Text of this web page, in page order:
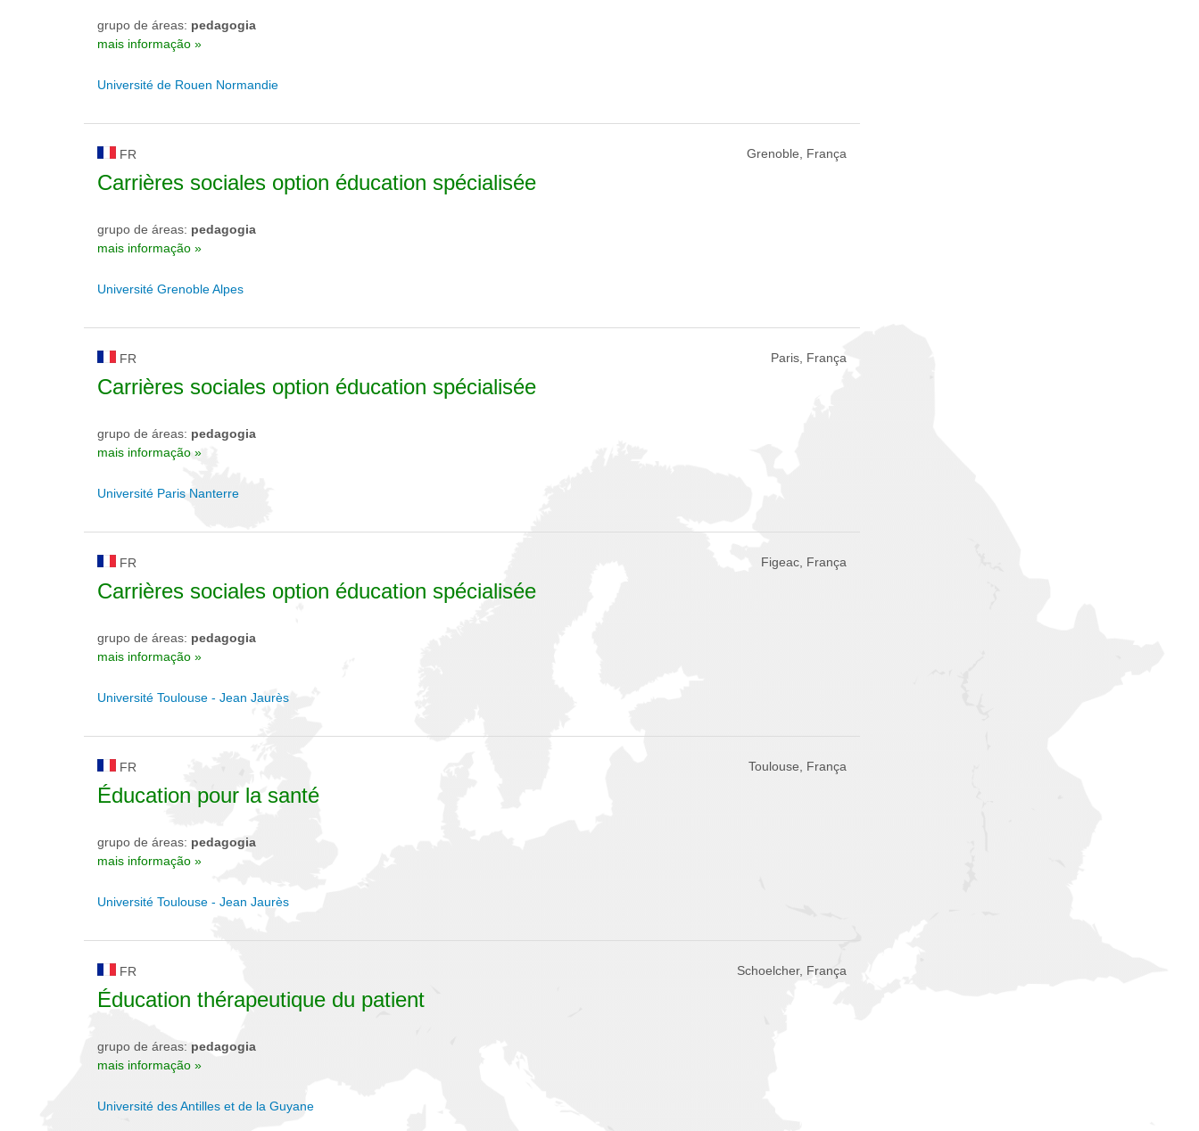
grupo de áreas: pedagogia
mais informação »
Université de Rouen Normandie
FR Grenoble, França
Carrières sociales option éducation spécialisée
grupo de áreas: pedagogia
mais informação »
Université Grenoble Alpes
FR Paris, França
Carrières sociales option éducation spécialisée
grupo de áreas: pedagogia
mais informação »
Université Paris Nanterre
FR Figeac, França
Carrières sociales option éducation spécialisée
grupo de áreas: pedagogia
mais informação »
Université Toulouse - Jean Jaurès
FR Toulouse, França
Éducation pour la santé
grupo de áreas: pedagogia
mais informação »
Université Toulouse - Jean Jaurès
FR Schoelcher, França
Éducation thérapeutique du patient
grupo de áreas: pedagogia
mais informação »
Université des Antilles et de la Guyane